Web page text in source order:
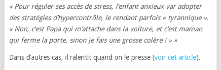
« Pour réguler ses accès de stress, l’enfant anxieux var adopter
des stratégies d’hypercontrôle, le rendant parfois « tyrannique ».
« Non, c’est Papa qui m’attache dans la voiture, et c’est maman
qui ferme la porte, sinon je fais une grosse colère ! » »
Dans d’autres cas, il ralentit quand on le presse (voir cet article).